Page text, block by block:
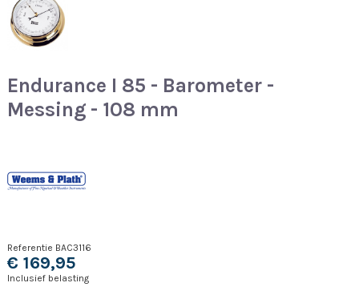
Endurance I 85 - Barometer -
Messing - 108 mm
Referentie BAC3116
€ 169,95
Inclusief belasting